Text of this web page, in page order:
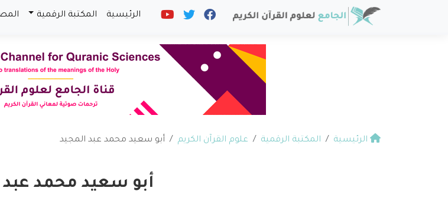
الرئيسية المكتبة الرقمية
الرئيسية المكتبة الرقمية علوم القرآن الكريم أبو سعيد محمد عبد المجيد
أبو سعيد محمد عبد